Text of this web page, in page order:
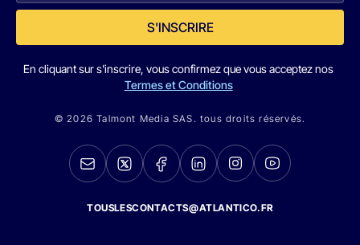
S'INSCRIRE
En cliquant sur s'inscrire, vous confirmez que vous acceptez nos
Termes et Conditions
© 2026 Talmont Media SAS. tous droits réservés.
TOUSLESCONTACTS@ATLANTICO.FR